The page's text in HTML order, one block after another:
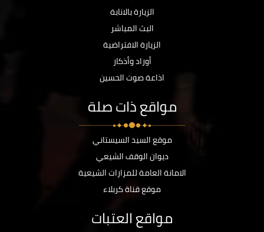
الزيارة بالانابة
البث المباشر
الزيارة الافتراضية
أوراد وأذكار
اذاعة صوت الحسين
مواقع ذات صلة
موقع السيد السيستاني
ديوان الوقف الشيعي
الامانة العامة للمزارات الشيعية
موقع قناة كربلاء
مواقع العتبات